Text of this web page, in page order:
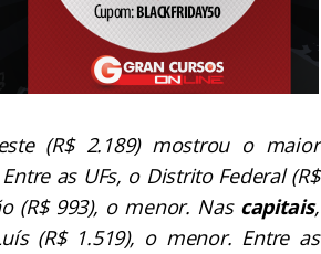
(R$ 2.189) mostrou o maior
as UFs, o Distrito Federal (R$
(R$ 993), o menor. Nas capitais,
(R$ 1.519), o menor. Entre as